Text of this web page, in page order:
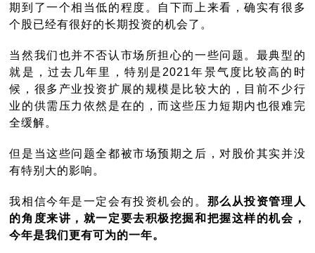
期到了一个相当低的程度。自下而上来看，确实有很多
个股已经有很好的长期投资的机会了。
当然我们也并不否认市场所担心的一些问题。最典型的
就是，过去几年里，特别是2021年景气度比较高的时
候，很多产业投资扩展的规模是比较大的，目前不少行
业的供需压力依然是在的，而这些压力短期内也很难完
全缓解。
但是当这些问题全都被市场预期之后，对股价其实并没
有特别大的影响。
我相信今年是一定会有投资机会的。 那么从投资管理人
的角度来讲，就一定要去积极挖掘和把握这样的机会，
今年是我们更有可为的一年。